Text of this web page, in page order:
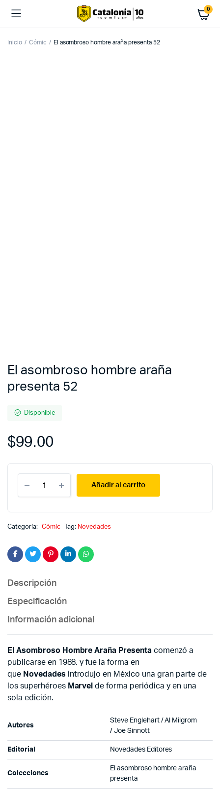
0
Inicio Cómic El asombroso hombre araña presenta 52
El asombroso hombre araña
presenta 52
Disponible
$99.00
asombroso
hombre
52
Añadir al carrito
Categoría: Cómic Tag: Novedades
Descripción
Especificación
Información adicional
El Asombroso Hombre Araña Presenta comenzó a
publicarse en 1988, y fue la forma en
que Novedades introdujo en México una gran parte de
los superhéroes Marvelde forma periódica y en una
sola edición.
Autores
Steve Englehart / Al Milgrom
/ Joe Sinnott
Editorial Novedades Editores
Colecciones
El asombroso hombre araña
presenta